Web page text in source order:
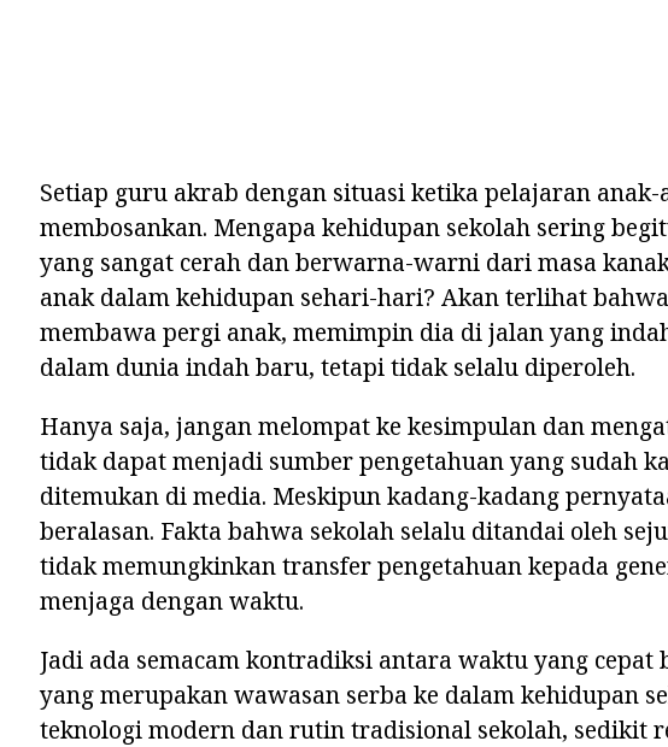
Setiap guru akrab dengan situasi ketika pelajaran
membosankan. Mengapa kehidupan sekolah sering
yang sangat cerah dan berwarna-warni dari masa
anak dalam kehidupan sehari-hari? Akan terlihat
membawa pergi anak, memimpin dia di jalan yang
dalam dunia indah baru, tetapi tidak selalu diperoleh.
Hanya saja, jangan melompat ke kesimpulan dan
tidak dapat menjadi sumber pengetahuan yang sudah
ditemukan di media. Meskipun kadang-kadang
beralasan. Fakta bahwa sekolah selalu ditandai oleh
tidak memungkinkan transfer pengetahuan kepada
menjaga dengan waktu.
Jadi ada semacam kontradiksi antara waktu yang
yang merupakan wawasan serba ke dalam kehidupan
teknologi modern dan rutin tradisional sekolah, sedikit